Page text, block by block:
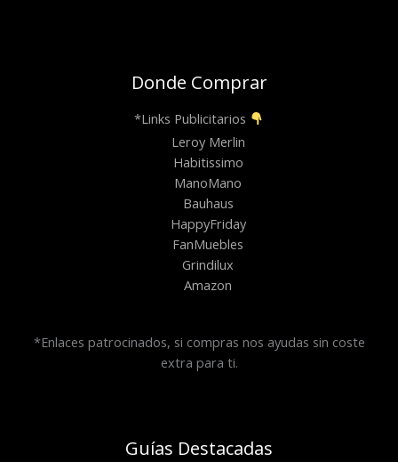
Donde Comprar
*Links Publicitarios
Leroy Merlin
Habitissimo
ManoMano
Bauhaus
HappyFriday
FanMuebles
Grindilux
Amazon
*Enlaces patrocinados, si compras nos ayudas sin coste
extra para ti.
Guías Destacadas